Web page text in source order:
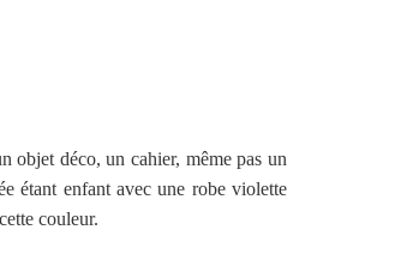
objet déco, un cahier, même pas un
étant enfant avec une robe violette
couleur.